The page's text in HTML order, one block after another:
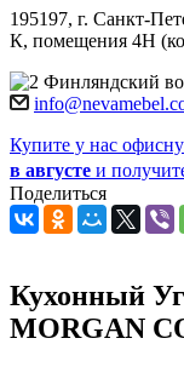
195197, г. Санкт-
К, помещения 4Н
Финляндский
Купите у нас
в августе и
Поделиться
Кухонный
MORGAN